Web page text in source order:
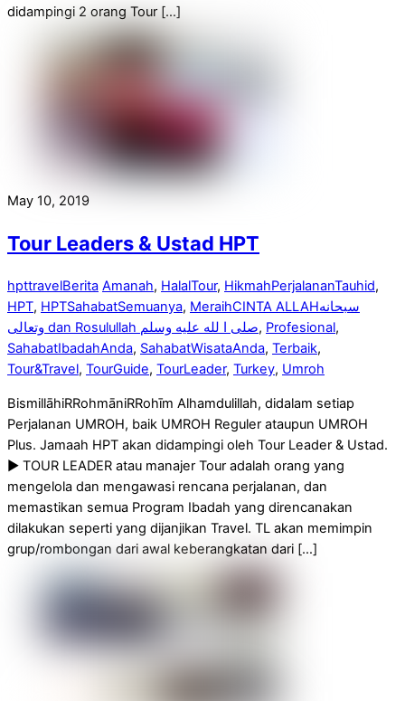
didampingi 2 orang Tour […]
May 10, 2019
Tour Leaders & Ustad HPT
hpttravelBerita Amanah, HalalTour, HikmahPerjalananTauhid,
HPT, HPTSahabatSemuanya, MeraihCINTA ALLAHسبحانه
وتعالى dan Rosulullah صلى ا لله عليه وسلم, Profesional,
SahabatIbadahAnda, SahabatWisataAnda, Terbaik,
Tour&Travel, TourGuide, TourLeader, Turkey, Umroh
BismillāhiRRohmāniRRohīm Alhamdulillah, didalam setiap
Perjalanan UMROH, baik UMROH Reguler ataupun UMROH
Plus. Jamaah HPT akan didampingi oleh Tour Leader & Ustad.
▶ TOUR LEADER atau manajer Tour adalah orang yang
mengelola dan mengawasi rencana perjalanan, dan
memastikan semua Program Ibadah yang direncanakan
dilakukan seperti yang dijanjikan Travel. TL akan memimpin
grup/rombongan dari awal keberangkatan dari […]